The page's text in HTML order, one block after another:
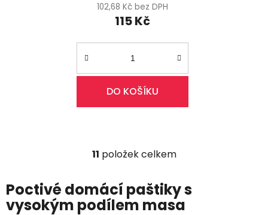
102,68 Kč bez DPH
115 Kč
DO KOŠÍKU
O
l
á
11 položek celkem
Poctivé domácí paštiky s
vysokým podílem masa